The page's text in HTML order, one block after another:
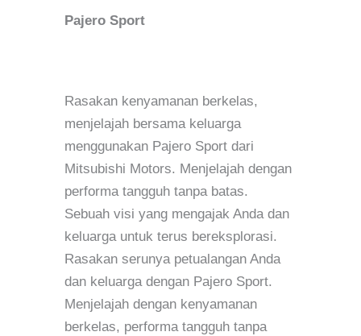
Pajero Sport
Rasakan kenyamanan berkelas,
menjelajah bersama keluarga
menggunakan Pajero Sport dari
Mitsubishi Motors. Menjelajah dengan
performa tangguh tanpa batas.
Sebuah visi yang mengajak Anda dan
keluarga untuk terus bereksplorasi.
Rasakan serunya petualangan Anda
dan keluarga dengan Pajero Sport.
Menjelajah dengan kenyamanan
berkelas, performa tangguh tanpa